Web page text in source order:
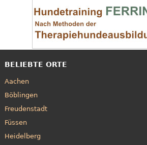
BELIEBTE ORTE
Aachen
Böblingen
Freudenstadt
Füssen
Heidelberg